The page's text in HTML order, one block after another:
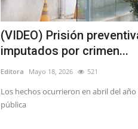
(VIDEO) Prisión
imputados por crimen...
Editora Mayo 18, 2026 521
Los hechos ocurrieron en abril del
pública